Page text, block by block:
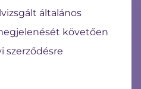
általános
követően